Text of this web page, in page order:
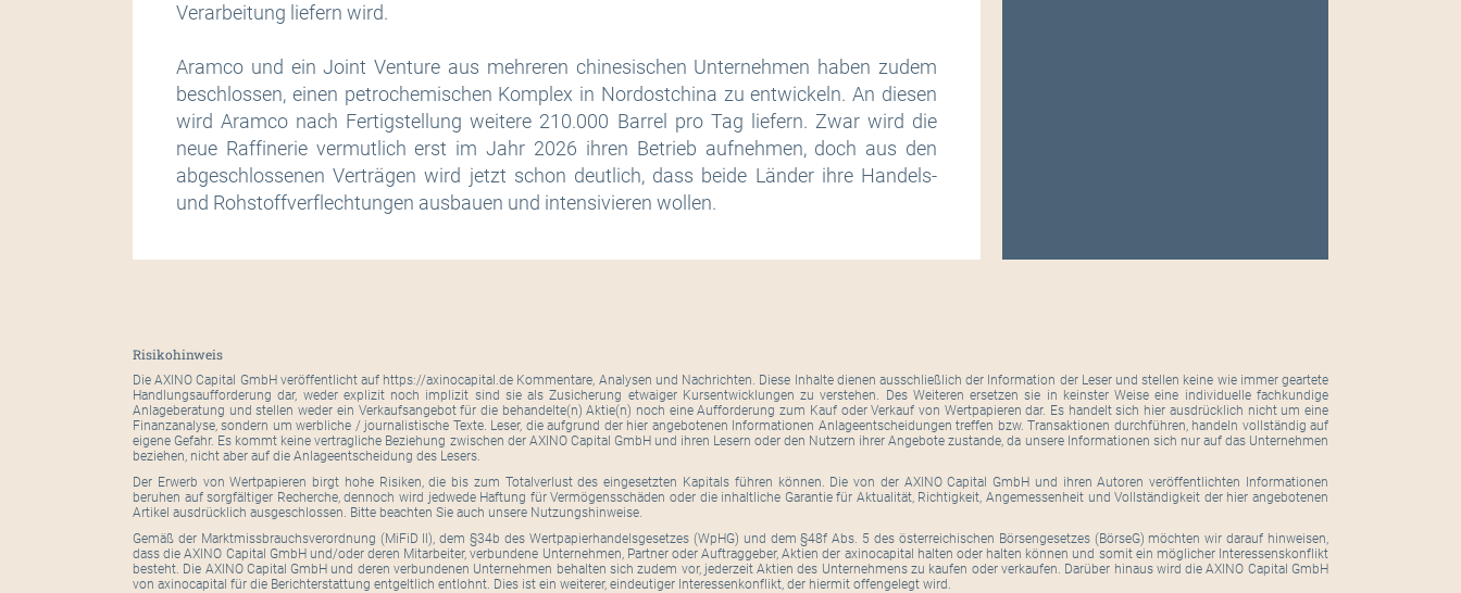
Verarbeitung liefern wird.
Aramco und ein Joint Venture aus mehreren chinesischen Unternehmen haben zudem
beschlossen, einen petrochemischen Komplex in Nordostchina zu entwickeln. An diesen
wird Aramco nach Fertigstellung weitere 210.000 Barrel pro Tag liefern. Zwar wird die
neue Raffinerie vermutlich erst im Jahr 2026 ihren Betrieb aufnehmen, doch aus den
abgeschlossenen Verträgen wird jetzt schon deutlich, dass beide Länder ihre Handels-
und Rohstoffverflechtungen ausbauen und intensivieren wollen.
Risikohinweis
Die AXINO Capital GmbH veröffentlicht auf https://axinocapital.de Kommentare, Analysen und Nachrichten. Diese Inhalte dienen ausschließlich der Information der Leser und stellen keine wie immer geartete
Handlungsaufforderung dar, weder explizit noch implizit sind sie als Zusicherung etwaiger Kursentwicklungen zu verstehen. Des Weiteren ersetzen sie in keinster Weise eine individuelle fachkundige
Anlageberatung und stellen weder ein Verkaufsangebot für die behandelte(n) Aktie(n) noch eine Aufforderung zum Kauf oder Verkauf von Wertpapieren dar. Es handelt sich hier ausdrücklich nicht um eine
Finanzanalyse, sondern um werbliche / journalistische Texte. Leser, die aufgrund der hier angebotenen Informationen Anlageentscheidungen treffen bzw. Transaktionen durchführen, handeln vollständig auf
eigene Gefahr. Es kommt keine vertragliche Beziehung zwischen der AXINO Capital GmbH und ihren Lesern oder den Nutzern ihrer Angebote zustande, da unsere Informationen sich nur auf das Unternehmen
beziehen, nicht aber auf die Anlageentscheidung des Lesers.
Der Erwerb von Wertpapieren birgt hohe Risiken, die bis zum Totalverlust des eingesetzten Kapitals führen können. Die von der AXINO Capital GmbH und ihren Autoren veröffentlichten Informationen
beruhen auf sorgfältiger Recherche, dennoch wird jedwede Haftung für Vermögensschäden oder die inhaltliche Garantie für Aktualität, Richtigkeit, Angemessenheit und Vollständigkeit der hier angebotenen
Artikel ausdrücklich ausgeschlossen. Bitte beachten Sie auch unsere Nutzungshinweise.
Gemäß der Marktmissbrauchsverordnung (MiFiD II), dem §34b des Wertpapierhandelsgesetzes (WpHG) und dem §48f Abs. 5 des österreichischen Börsengesetzes (BörseG) möchten wir darauf hinweisen,
dass die AXINO Capital GmbH und/oder deren Mitarbeiter, verbundene Unternehmen, Partner oder Auftraggeber, Aktien der axinocapital halten oder halten können und somit ein möglicher Interessenskonflikt
besteht. Die AXINO Capital GmbH und deren verbundenen Unternehmen behalten sich zudem vor, jederzeit Aktien des Unternehmens zu kaufen oder verkaufen. Darüber hinaus wird die AXINO Capital GmbH
von axinocapital für die Berichterstattung entgeltlich entlohnt. Dies ist ein weiterer, eindeutiger Interessenkonflikt, der hiermit offengelegt wird.